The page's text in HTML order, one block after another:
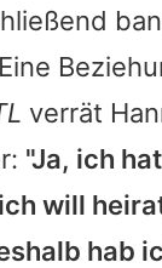
verrät
"Ja, ich
will
hab